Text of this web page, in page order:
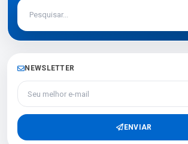
NEWSLETTER
Seu melhor e-mail
ENVIAR